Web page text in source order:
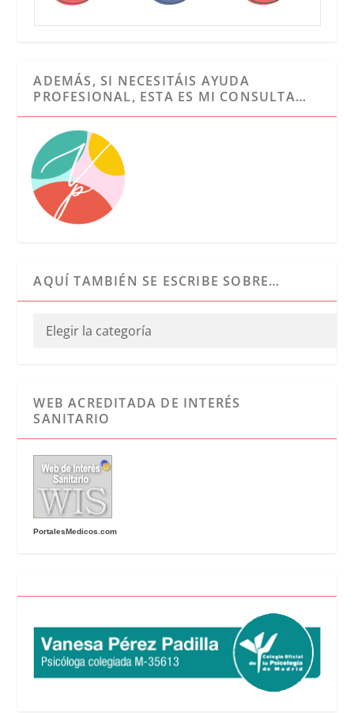
ADEMÁS, SI NECESITÁIS AYUDA
PROFESIONAL, ESTA ES MI CONSULTA…
AQUÍ TAMBIÉN SE ESCRIBE SOBRE…
WEB ACREDITADA DE INTERÉS
SANITARIO
PortalesMedicos.com